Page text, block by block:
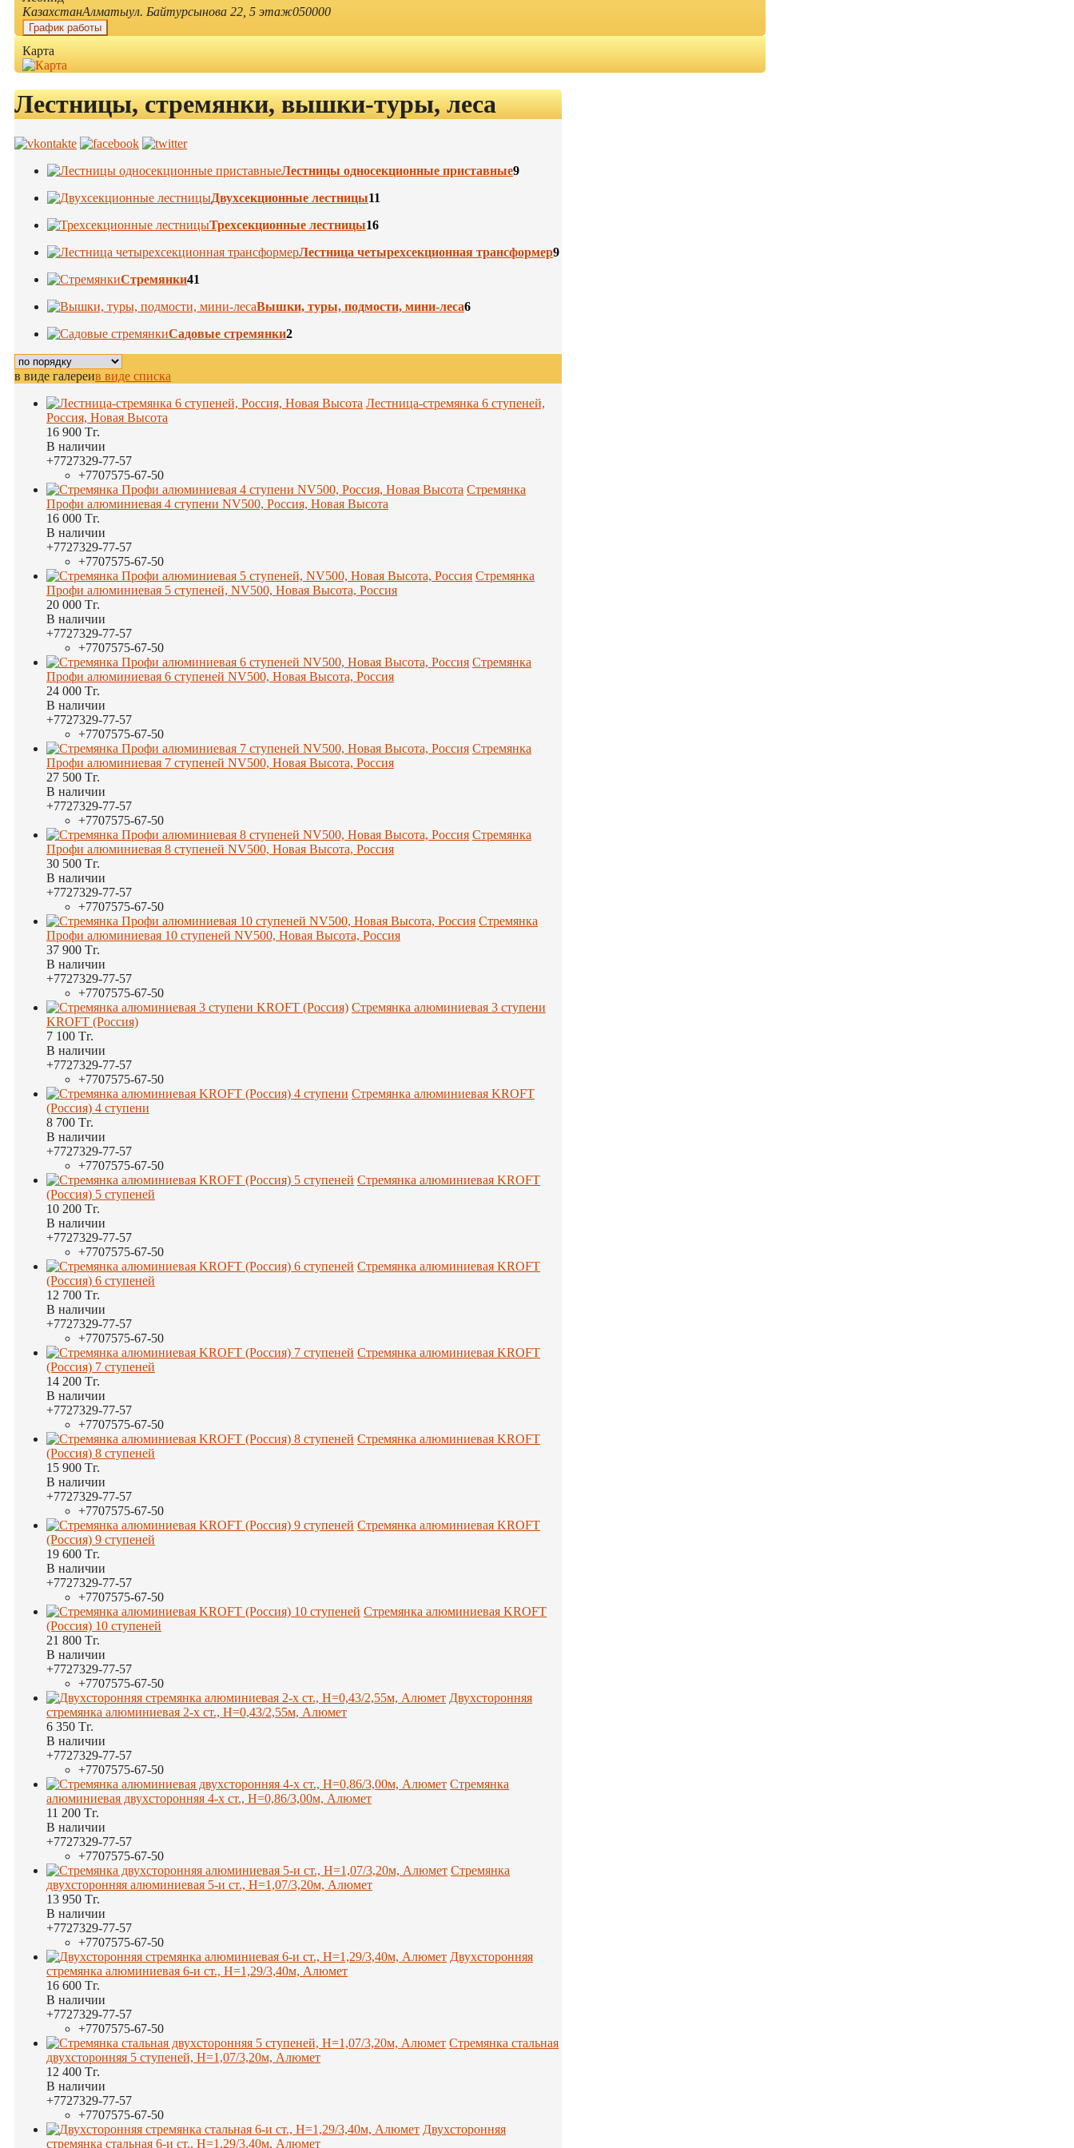
КазахстанАлматыул. Байтурсынова 22, 5 этаж050000
График работы
Карта
Лестницы, стремянки, вышки-туры, леса
Лестницы односекционные приставные9
Двухсекционные лестницы11
Трехсекционные лестницы16
Лестница четырехсекционная трансформер9
Стремянки41
Вышки, туры, подмости, мини-леса6
Садовые стремянки2
в виде галереив виде списка
Лестница-стремянка 6 ступеней,
Россия, Новая Высота
16 900 Тг.
В наличии
+7727329-77-57
+7707575-67-50
Стремянка
Профи алюминиевая 4 ступени NV500, Россия, Новая Высота
16 000 Тг.
В наличии
+7727329-77-57
+7707575-67-50
Стремянка
Профи алюминиевая 5 ступеней, NV500, Новая Высота, Россия
20 000 Тг.
В наличии
+7727329-77-57
+7707575-67-50
Стремянка
Профи алюминиевая 6 ступеней NV500, Новая Высота, Россия
24 000 Тг.
В наличии
+7727329-77-57
+7707575-67-50
Стремянка
Профи алюминиевая 7 ступеней NV500, Новая Высота, Россия
27 500 Тг.
В наличии
+7727329-77-57
+7707575-67-50
Стремянка
Профи алюминиевая 8 ступеней NV500, Новая Высота, Россия
30 500 Тг.
В наличии
+7727329-77-57
+7707575-67-50
Стремянка
Профи алюминиевая 10 ступеней NV500, Новая Высота, Россия
37 900 Тг.
В наличии
+7727329-77-57
+7707575-67-50
Стремянка алюминиевая 3 ступени
KROFT (Россия)
7 100 Тг.
В наличии
+7727329-77-57
+7707575-67-50
Стремянка алюминиевая KROFT
(Россия) 4 ступени
8 700 Тг.
В наличии
+7727329-77-57
+7707575-67-50
Стремянка алюминиевая KROFT
(Россия) 5 ступеней
10 200 Тг.
В наличии
+7727329-77-57
+7707575-67-50
Стремянка алюминиевая KROFT
(Россия) 6 ступеней
12 700 Тг.
В наличии
+7727329-77-57
+7707575-67-50
Стремянка алюминиевая KROFT
(Россия) 7 ступеней
14 200 Тг.
В наличии
+7727329-77-57
+7707575-67-50
Стремянка алюминиевая KROFT
(Россия) 8 ступеней
15 900 Тг.
В наличии
+7727329-77-57
+7707575-67-50
Стремянка алюминиевая KROFT
(Россия) 9 ступеней
19 600 Тг.
В наличии
+7727329-77-57
+7707575-67-50
Стремянка алюминиевая KROFT
(Россия) 10 ступеней
21 800 Тг.
В наличии
+7727329-77-57
+7707575-67-50
Двухсторонняя
стремянка алюминиевая 2-х ст., H=0,43/2,55м, Алюмет
6 350 Тг.
В наличии
+7727329-77-57
+7707575-67-50
Стремянка
алюминиевая двухсторонняя 4-х ст., Н=0,86/3,00м, Алюмет
11 200 Тг.
В наличии
+7727329-77-57
+7707575-67-50
Стремянка
двухсторонняя алюминиевая 5-и ст., Н=1,07/3,20м, Алюмет
13 950 Тг.
В наличии
+7727329-77-57
+7707575-67-50
Двухсторонняя
стремянка алюминиевая 6-и ст., Н=1,29/3,40м, Алюмет
16 600 Тг.
В наличии
+7727329-77-57
+7707575-67-50
Стремянка стальная
двухсторонняя 5 ступеней, Н=1,07/3,20м, Алюмет
12 400 Тг.
В наличии
+7727329-77-57
+7707575-67-50
Двухсторонняя
стремянка стальная 6-и ст., Н=1,29/3,40м, Алюмет